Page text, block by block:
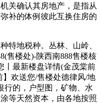
关确认其房地产，是指从
补的体例彼此互换住房的
地税种。丛林、山岭、
售楼处)-陕西南888售楼核
丨最新楼盘详情(金茂棠前
】欢送您/售楼处德律风/地
行的，户型图，矿物、水
等天然资本，由各地按照